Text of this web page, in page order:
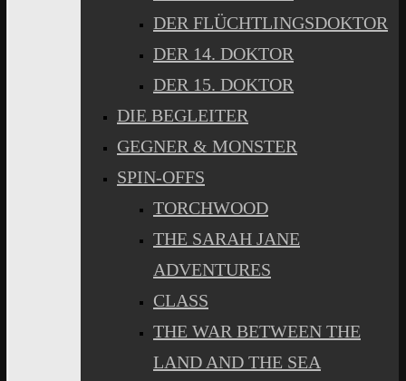
DER FLÜCHTLINGSDOKTOR
DER 14. DOKTOR
DER 15. DOKTOR
DIE BEGLEITER
GEGNER & MONSTER
SPIN-OFFS
TORCHWOOD
THE SARAH JANE
ADVENTURES
CLASS
THE WAR BETWEEN THE
LAND AND THE SEA